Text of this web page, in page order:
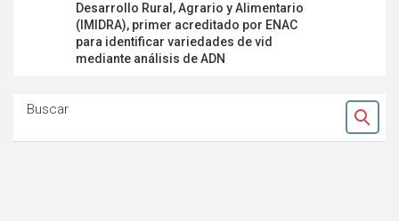
Desarrollo Rural, Agrario y Alimentario
(IMIDRA), primer acreditado por ENAC
para identificar variedades de vid
mediante análisis de ADN
Buscar
Ok